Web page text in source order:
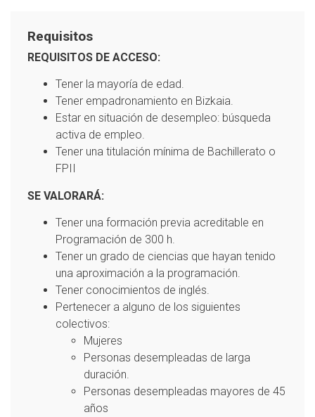
Requisitos
REQUISITOS DE ACCESO:
Tener la mayoría de edad.
Tener empadronamiento en Bizkaia.
Estar en situación de desempleo: búsqueda
activa de empleo.
Tener una titulación mínima de Bachillerato o
FPII
SE VALORARÁ:
Tener una formación previa acreditable en
Programación de 300 h.
Tener un grado de ciencias que hayan tenido
una aproximación a la programación.
Tener conocimientos de inglés.
Pertenecer a alguno de los siguientes
colectivos:
Mujeres
Personas desempleadas de larga
duración.
Personas desempleadas mayores de 45
años